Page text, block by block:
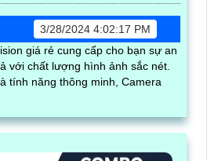
3/28/2024 4:02:17 PM
giá rẻ cung cấp cho bạn sự an
với chất lượng hình ảnh sắc nét.
tính năng thông minh, Camera